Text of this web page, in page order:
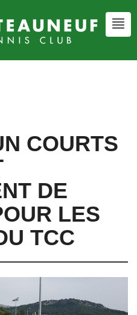
COURTS
DE
LES
TCC